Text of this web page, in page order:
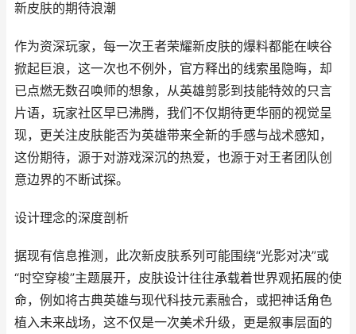
新皮肤的期待浪潮
作为资深玩家，每一次王者荣耀新皮肤的爆料都能在峡谷
掀起巨浪，这一次也不例外，官方释出的线索虽隐晦，却
已点燃无数召唤师的想象，从英雄剪影到技能特效的只言
片语，玩家社区早已沸腾，我们不仅期待更华丽的视觉呈
现，更关注皮肤能否为英雄带来全新的手感与战术感知，
这份期待，源于对游戏深沉的热爱，也源于对王者团队创
意边界的不断试探。
设计理念的深度剖析
据现有信息推测，此次新皮肤系列可能围绕“光影对决”或
“时空穿梭”主题展开，皮肤设计往往承载着世界观拓展的使
命，例如将古典英雄与现代科技元素融合，或把神话角色
植入未来战场，这不仅是一次美术升级，更是叙事层面的